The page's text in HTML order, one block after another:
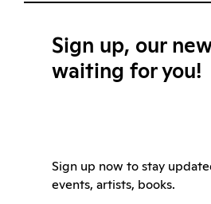
Sign up, our
waiting for you!
Sign up now to stay
events, artists, books.